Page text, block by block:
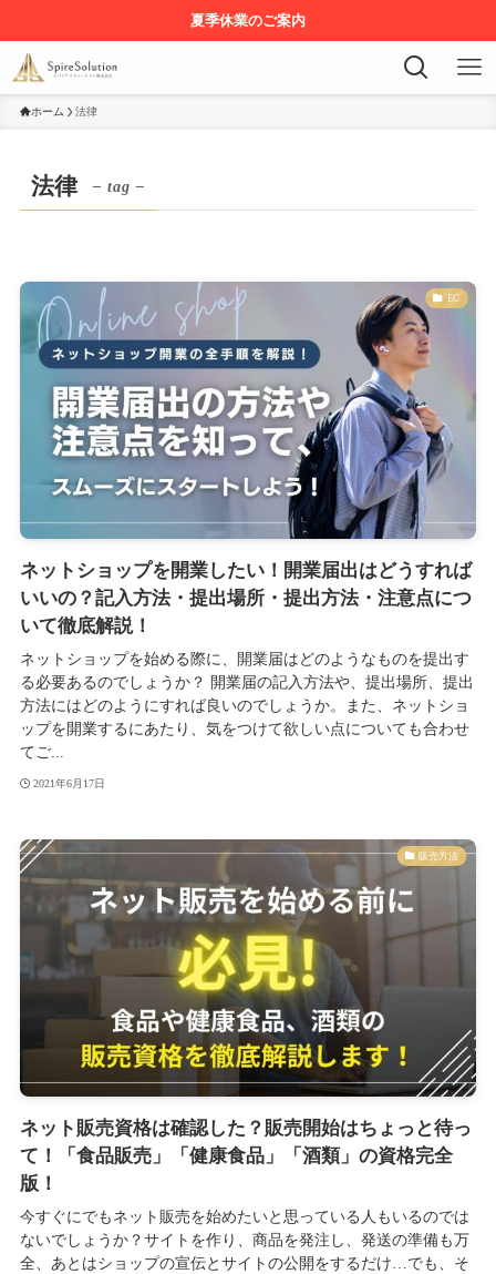
夏季休業のご案内
ホーム 法律
法律 – tag –
EC
ネットショップを開業したい！開業届出はどうすれば
いいの？記入方法・提出場所・提出方法・注意点につ
いて徹底解説！
ネットショップを始める際に、開業届はどのようなものを提出す
る必要あるのでしょうか？ 開業届の記入方法や、提出場所、提出
方法にはどのようにすれば良いのでしょうか。また、ネットショ
ップを開業するにあたり、気をつけて欲しい点についても合わせ
てご...
2021年6月17日
販売方法
ネット販売資格は確認した？販売開始はちょっと待っ
て！「食品販売」「健康食品」「酒類」の資格完全
版！
今すぐにでもネット販売を始めたいと思っている人もいるのでは
ないでしょうか？サイトを作り、商品を発注し、発送の準備も万
全、あとはショップの宣伝とサイトの公開をするだけ…でも、そ